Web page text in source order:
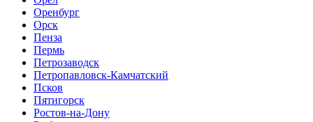
Оренбург
Орск
Пенза
Пермь
Петрозаводск
Петропавловск-Камчатский
Псков
Пятигорск
Ростов-на-Дону